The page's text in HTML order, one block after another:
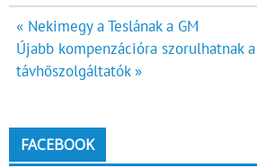
Bejegyzés
navigáció
« Nekimegy a Teslának a GM
Újabb kompenzációra szorulhatnak a
távhőszolgáltatók »
FACEBOOK